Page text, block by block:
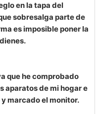
en la tapa del
sobresalga parte de
es imposible poner la
que he comprobado
aparatos de mi hogar e
marcado el monitor.